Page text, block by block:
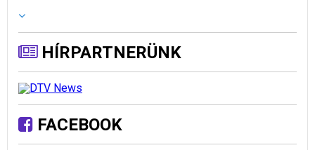
HÍRPARTNERÜNK
FACEBOOK